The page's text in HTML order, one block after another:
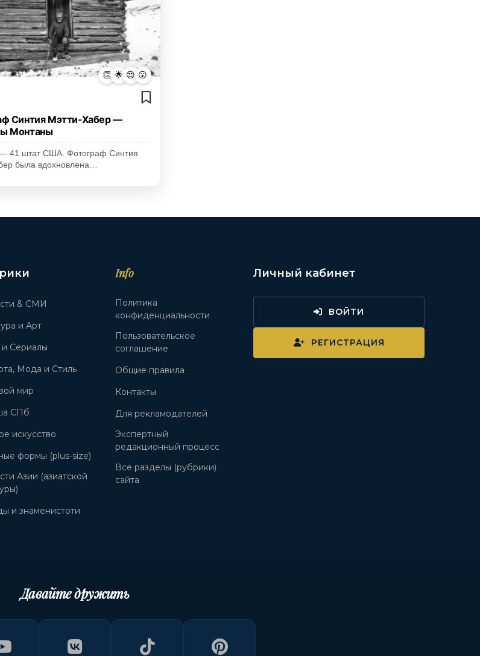
👏 🌟 😍 😮
Синтия Мэтти-Хабер —
Монтаны
41 штат США. Фотограф Синтия
была вдохновлена…
& СМИ
и Арт
Сериалы
Мода и Стиль
мир
СПб
искусство
формы (plus-size)
Азии (азиатской
и знаменистоти
Info
Политика
конфиденциальности
Пользовательское
соглашение
Общие правила
Контакты
Для рекламодателей
Экспертный
редакционный процесс
Все разделы (рубрики)
сайта
Личный кабинет
ВОЙТИ
РЕГИСТРАЦИЯ
Давайте дружить